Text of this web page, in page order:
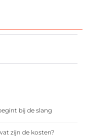
bij de slang
zijn de kosten?